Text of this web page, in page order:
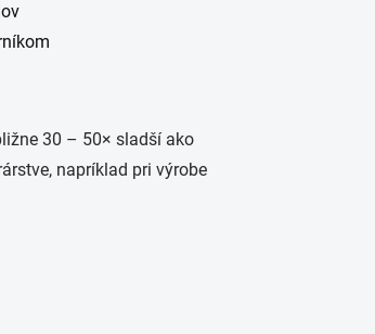
30 – 50× sladší ako
napríklad pri výrobe